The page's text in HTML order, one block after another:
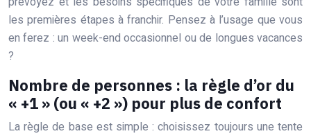
les premières étapes à franchir. Pensez à l’usage que vous
en ferez : un week-end occasionnel ou de longues vacances
?
Nombre de personnes : la règle d’or du
« +1 » (ou « +2 ») pour plus de confort
La règle de base est simple : choisissez toujours une tente